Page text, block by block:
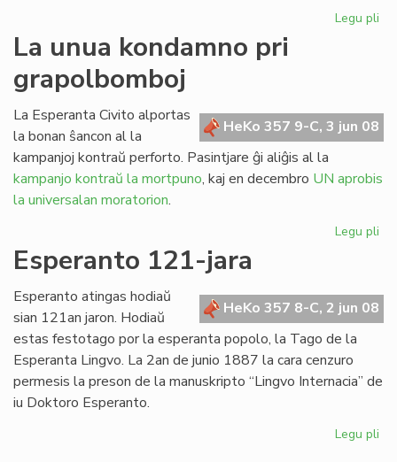
Legu pli
en
La unua kondamno pri
grapolbomboj
HeKo 357 9-C, 3 jun 08
La Esperanta Civito alportas
la bonan ŝancon al la
kampanjoj kontraŭ perforto. Pasintjare ĝi aliĝis al la
kampanjo kontraŭ la mortpuno, kaj en decembro UN aprobis
la universalan moratorion.
Legu pli
Esperanto 121-jara
HeKo 357 8-C, 2 jun 08
Esperanto atingas hodiaŭ
sian 121an jaron. Hodiaŭ
estas festotago por la esperanta popolo, la Tago de la
Esperanta Lingvo. La 2an de junio 1887 la cara cenzuro
permesis la preson de la manuskripto “Lingvo Internacia” de
iu Doktoro Esperanto.
Legu pli